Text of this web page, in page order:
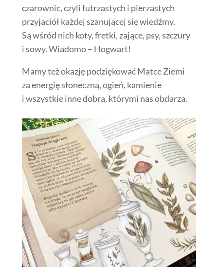
czarownic, czyli futrzastych i pierzastych
przyjaciół każdej szanującej się wiedźmy.
Są wśród nich koty, fretki, zające, psy, szczury
i sowy. Wiadomo – Hogwart!
Mamy też okazję podziękować Matce Ziemi
za energię słoneczną, ogień, kamienie
i wszystkie inne dobra, którymi nas obdarza.